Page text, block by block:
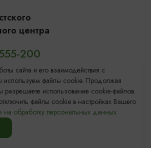
центра
1 Закрыто
3 Закрыто
200
55-39
сайта и его взаимодействия с
используем файлы cookie. Продолжая
разрешаете использование cookie-файлов.
файлы cookie в настройках Вашего
на обработку персональных данных.